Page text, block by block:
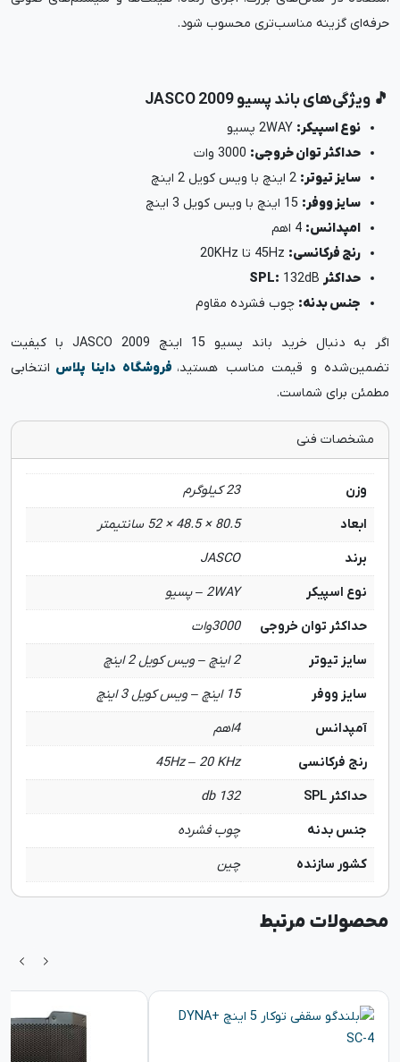
حرفه‌ای گزینه مناسب‌تری محسوب شود.
🎵 ویژگی‌های باند پسیو JASCO 2009
نوع اسپیکر:
حداکثر توان خروجی:
سایز تیوتر:
سایز ووفر:
امپدانس:
رنج فرکانسی:
حداکثر
SPL: 132dB
جنس بدنه: چوب فشرده مقاوم
اگر به‌ دنبال خرید باند پسیو 15 اینچ JASCO 2009 با کیفیت
تضمین‌شده و قیمت مناسب هستید، فروشگاه داینا پلاس انتخابی
مطمئن برای شماست.
مشخصات فنی
وزن
23 کیلوگرم
ابعاد
80.5 × 48.5 × 52 سانتیمتر
برند
JASCO
نوع اسپیکر
2WAY – پسیو
حداکثر توان خروجی
3000وات
سایز تیوتر
2 اینچ – ویس کویل 2 اینچ
سایز ووفر
15 اینچ – ویس کویل 3 اینچ
آمپدانس
4اهم
رنج فرکانسی
45Hz – 20 KHz
حداکثر SPL
132 db
جنس بدنه
چوب فشرده
کشور سازنده
چین
محصولات مرتبط